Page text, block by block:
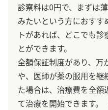
診察料は0円で、まずは
みたいという方におすす
トがあれば、どこでも
とができます。
全額保証制度があり、万
や、医師が薬の服用を継
た場合は、治療費を全
て治療を開始できます。